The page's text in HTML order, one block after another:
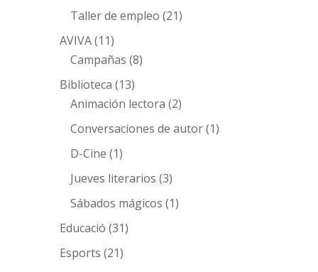
Taller de empleo (21)
AVIVA(11)
Campañas (8)
Biblioteca (13)
Animación lectora (2)
Conversaciones de autor(1)
D-Cine (1)
Jueves literarios (3)
Sábados mágicos (1)
Educació (31)
Esports (21)